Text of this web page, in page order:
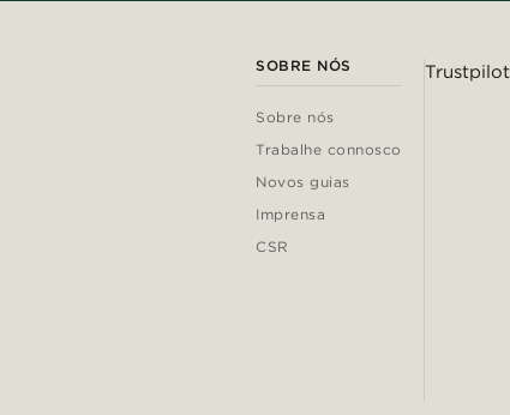
SOBRE NÓS
Sobre nós
Trabalhe connosco
Novos guias
Imprensa
CSR
Trustpilot